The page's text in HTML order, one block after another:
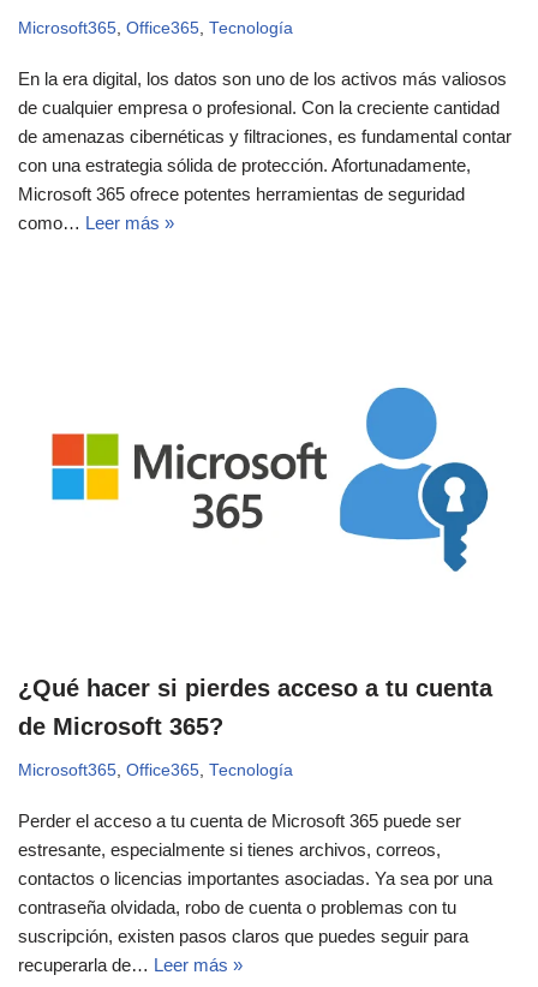
Microsoft365, Office365, Tecnología
En la era digital, los datos son uno de los activos más valiosos
de cualquier empresa o profesional. Con la creciente cantidad
de amenazas cibernéticas y filtraciones, es fundamental contar
con una estrategia sólida de protección. Afortunadamente,
Microsoft 365 ofrece potentes herramientas de seguridad
como… Leer más »
¿Qué hacer si pierdes acceso a tu cuenta
de Microsoft 365?
Microsoft365 Office365 Tecnología
Perder el acceso a tu cuenta de Microsoft 365 puede ser
estresante, especialmente si tienes archivos, correos,
contactos o licencias importantes asociadas. Ya sea por una
contraseña olvidada, robo de cuenta o problemas con tu
suscripción, existen pasos claros que puedes seguir para
recuperarla de… Leer más »